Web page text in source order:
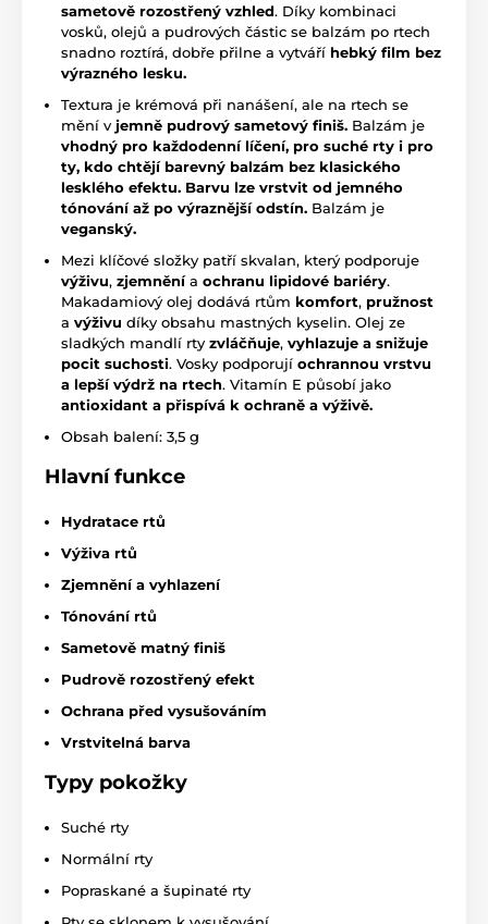
sametově rozostřený vzhled. Díky kombinaci
vosků, olejů a pudrových částic se balzám po rtech
snadno roztírá, dobře přilne a vytváří hebký film bez
výrazného lesku.
Textura je krémová při nanášení, ale na rtech se
mění v jemně pudrový sametový finiš. Balzám je
vhodný pro každodenní líčení, pro suché rty i pro
ty, kdo chtějí barevný balzám bez klasického
lesklého efektu. Barvu lze vrstvit od jemného
tónování až po výraznější odstín. Balzám je
veganský.
Mezi klíčové složky patří skvalan, který podporuje
výživu, zjemněnía ochranu lipidové bariéry.
Makadamiový olej dodává rtům komfort, pružnost
a výživu díky obsahu mastných kyselin. Olej ze
sladkých mandlí rty zvláčňuje, vyhlazuje a snižuje
pocit suchosti. Vosky podporují ochrannou vrstvu
a lepší výdrž na rtech. Vitamín E působí jako
antioxidant a přispívá k ochraně a výživě.
Obsah balení: 3,5 g
Hlavnífunkce
Hydratace rtů
Výživa rtů
Zjemnění a vyhlazení
Tónování rtů
Sametově matný finiš
Pudrově rozostřený efekt
Ochrana před vysušováním
Vrstvitelná barva
Typy pokožky
Suché rty
Normální rty
Popraskané a šupinaté rty